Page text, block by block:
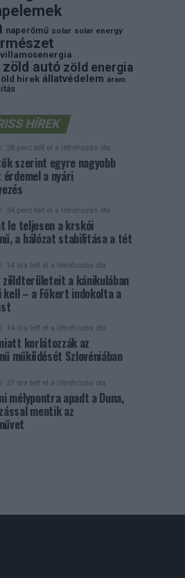
naperőmű solar solar energy
villamosenergia
zöld autó zöld energia
hirek állatvédelem áram
HÍREK
28 perc telt el a létrehozás óta
szerint egyre nagyobb
a nyári
34 perc telt el a létrehozás óta
le teljesen a krskói
a hálózat stabilitása a tét
14 óra telt el a létrehozás óta
zöldterületeit a kánikulában
kell – a Főkert indokolta a
14 óra telt el a létrehozás óta
korlátozzák az
működését Szlovéniában
21 óra telt el a létrehozás óta
mélypontra apadt a Duna,
mentik az